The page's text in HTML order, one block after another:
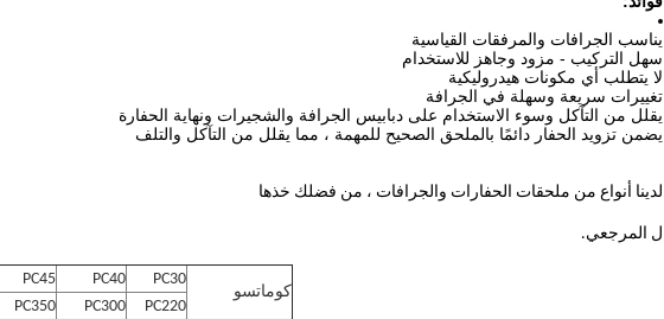
يناسب الجرافات والمرفقات القياسية
سهل التركيب - مزود وجاهز للاستخدام
لا يتطلب أي مكونات هيدروليكية
تغييرات سريعة وسهلة في الجرافة
يقلل من التآكل وسوء الاستخدام على دبابيس الجرافة والشجيرات ونهاية الحفارة
يضمن تزويد الحفار دائمًا بالملحق الصحيح للمهمة ، مما يقلل من التآكل والتلف
لدينا أنواع من ملحقات الحفارات والجرافات ، من فضلك خذها
ل المرجعي.
كوماتسو
PC30
PC40
PC45
PC220
PC300
PC350